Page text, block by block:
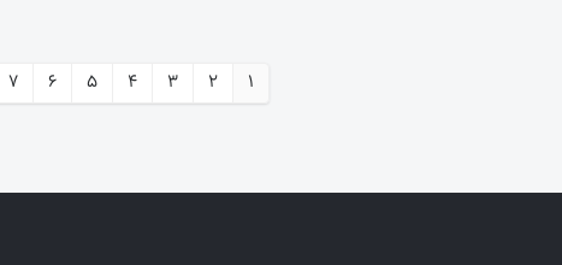
1
2
3
4
5
6
7